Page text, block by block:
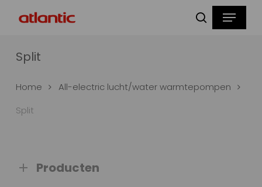
zoeken
Menu
Split
Home
All-electric lucht/water warmtepompen
Split
Producten